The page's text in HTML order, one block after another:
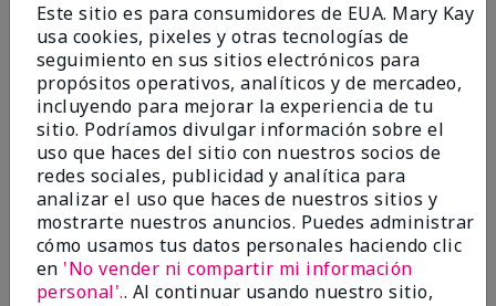
Este sitio es para consumidores de EUA. Mary Kay
usa cookies, pixeles y otras tecnologías de
seguimiento en sus sitios electrónicos para
propósitos operativos, analíticos y de mercadeo,
incluyendo para mejorar la experiencia de tu
sitio. Podríamos divulgar información sobre el
uso que haces del sitio con nuestros socios de
redes sociales, publicidad y analítica para
analizar el uso que haces de nuestros sitios y
mostrarte nuestros anuncios. Puedes administrar
cómo usamos tus datos personales haciendo clic
en 'No vender ni compartir mi información
personal'.. Al continuar usando nuestro sitio,